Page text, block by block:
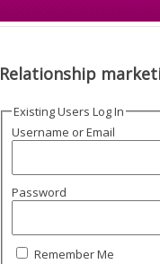
Relationship
Existing Users Log In
Username or Email
Password
Remember Me